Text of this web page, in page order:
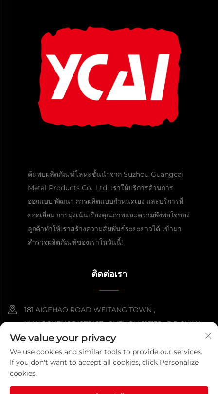
ค้นพบผลิตภัณฑ์โลหะชั้นนำจาก Suzhou Guangcai
Metal Products Co., Ltd. เราให้บริการด้านการ
ออกแบบ พัฒนา การผลิตแบบกำหนดเอง และบริการที่
ยอดเยี่ยม การมุ่งเน้นเรื่องคุณภาพและความพึงพอใจของ
ลูกค้าทำให้เราสร้างความสัมพันธ์ระยะยาวได้ เข้ามา
สำรวจผลิตภัณฑ์ของเราในวันนี้!
ติดต่อเรา
181 AIGEHAO ROAD WEITANG TOWN ,
XIANGCHENGDISTRICT , SUZHOU 215132 , P.R.CHINA
+86-152 5000 0863
[email protected]
We value your privacy
We use cookies and similar tools to provide our services.
If you don't want to accept all cookies, click Personalize
cookies.